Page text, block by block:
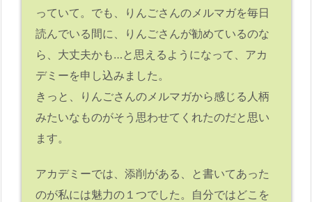
っていて。でも、りんごさんのメルマガを毎日
読んでいる間に、りんごさんが勧めているのな
ら、大丈夫かも…と思えるようになって、アカ
デミーを申し込みました。
きっと、りんごさんのメルマガから感じる人柄
みたいなものがそう思わせてくれたのだと思い
ます。
アカデミーでは、添削がある、と書いてあった
のが私には魅力の１つでした。自分ではどこを